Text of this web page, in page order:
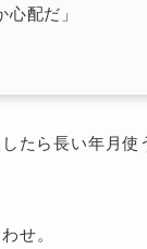
配だ」
たら長い年月
せ。